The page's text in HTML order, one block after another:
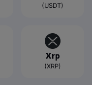
(USDT)
Xrp
(XRP)